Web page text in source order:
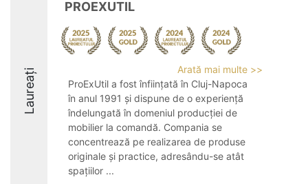
Laureați
PROEXUTIL
Arată mai multe >>
ProExUtil a fost înființată în Cluj-Napoca
în anul 1991 și dispune de o experiență
îndelungată în domeniul producției de
mobilier la comandă. Compania se
concentrează pe realizarea de produse
originale și practice, adresându-se atât
spațiilor ...